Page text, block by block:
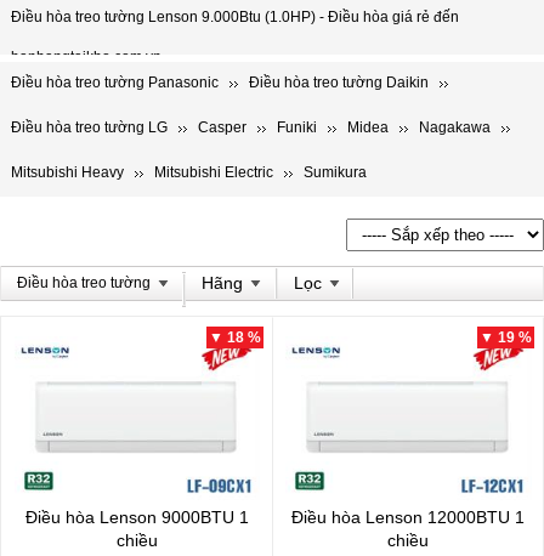
Điều hòa treo tường Lenson 9.000Btu (1.0HP) - Điều hòa giá rẻ đến
banhangtaikho.com.vn
Điều hòa treo tường Panasonic
Điều hòa treo tường Daikin
Điều hòa treo tường LG Casper Funiki Midea Nagakawa
Mitsubishi Heavy Mitsubishi Electric Sumikura
Điều hòa treo tường Hãng Lọc
▼ 18 %
Điều hòa Lenson 9000BTU 1
chiều
▼ 19 %
Điều hòa Lenson 12000BTU 1
chiều